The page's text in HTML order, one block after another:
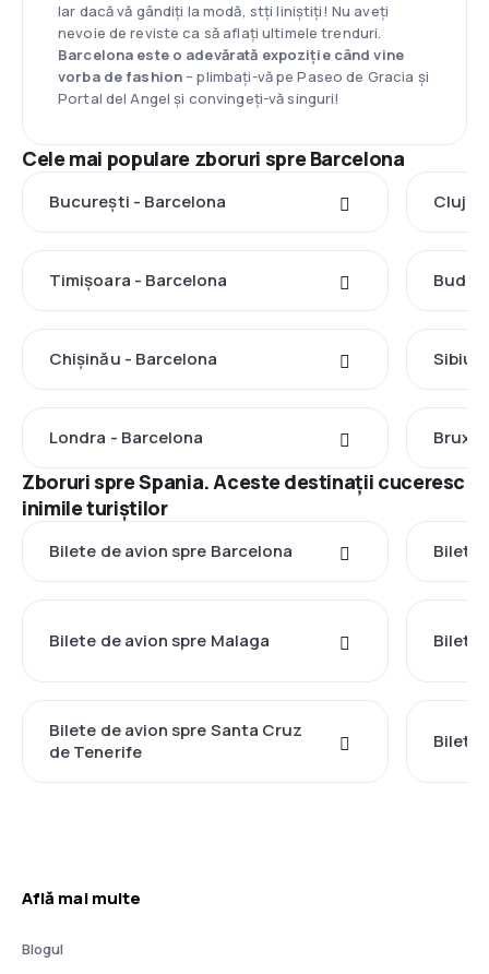
Iar dacă vă gândiți la modă, stți liniștiți! Nu aveți
nevoie de reviste ca să aflați ultimele trenduri.
Barcelona este o adevărată expoziție când vine
vorba de fashion– plimbați-vă pe Paseo de Gracia și
Portal del Angel și convingeți-vă singuri!
Cele mai populare zboruri spre Barcelona
București - Barcelona Cluj-
Timișoara - Barcelona
Chișinău - Barcelona Sibiu
Londra - Barcelona
Zboruri spre Spania. Aceste destinații cuceresc
inimile turiștilor
Bilete de avion spre Barcelona Bilete
Bilete de avion spre Malaga Bilete
Bilete de avion spre Santa Cruz
de Tenerife
Bilete
Află mai multe
Blogul